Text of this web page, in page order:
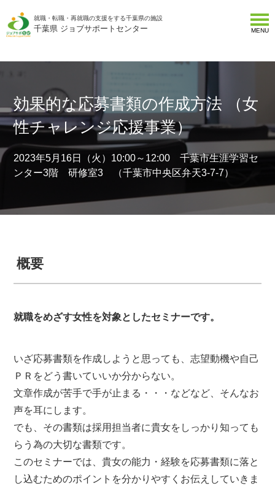
就職・転職・再就職の支援をする千葉県の施設
千葉県 ジョブサポートセンター MENU
効果的な応募書類の作成方法 （女
性チャレンジ応援事業）
2023年5月16日（火）10:00～12:00 千葉市生涯学習セ
ンター3階 研修室3 （千葉市中央区弁天3-7-7）
概要
就職をめざす女性を対象としたセミナーです。
いざ応募書類を作成しようと思っても、志望動機や自己
ＰＲをどう書いていいか分からない。
文章作成が苦手で手が止まる・・・などなど、そんなお
声を耳にします。
でも、その書類は採用担当者に貴女をしっかり知っても
らう為の大切な書類です。
このセミナーでは、貴女の能力・経験を応募書類に落と
し込むためのポイントを分かりやすくお伝えしていきま